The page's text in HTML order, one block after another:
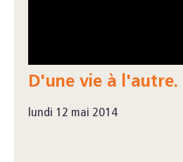
D'une vie à l'autre.
lundi 12 mai 2014